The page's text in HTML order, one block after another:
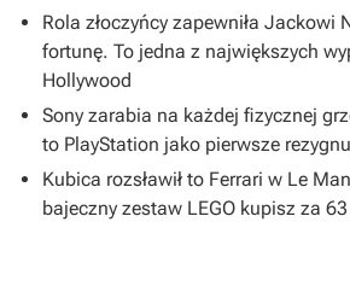
Rola złoczyńcy zapewniła Jackowi
fortunę. To jedna z największych
Hollywood
Sony zarabia na każdej fizycznej
to PlayStation jako pierwsze
Kubica rozsławił to Ferrari w Le
bajeczny zestaw LEGO kupisz za 63